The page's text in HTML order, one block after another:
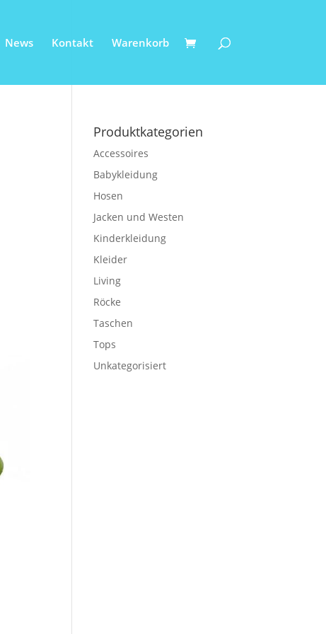
News Kontakt Warenkorb
Produktkategorien
Accessoires
Babykleidung
Hosen
Jacken und Westen
Kinderkleidung
Kleider
Living
Röcke
Taschen
Tops
Unkategorisiert